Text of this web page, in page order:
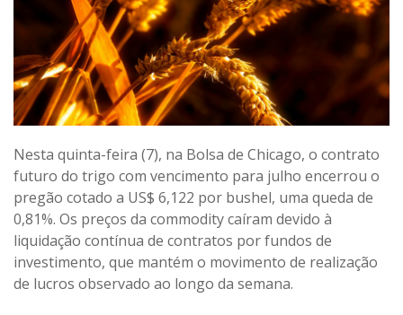
Nesta quinta-feira (7), na Bolsa de Chicago, o contrato
futuro do trigo com vencimento para julho encerrou o
pregão cotado a US$ 6,122 por bushel, uma queda de
0,81%. Os preços da commodity caíram devido à
liquidação contínua de contratos por fundos de
investimento, que mantém o movimento de realização
de lucros observado ao longo da semana.